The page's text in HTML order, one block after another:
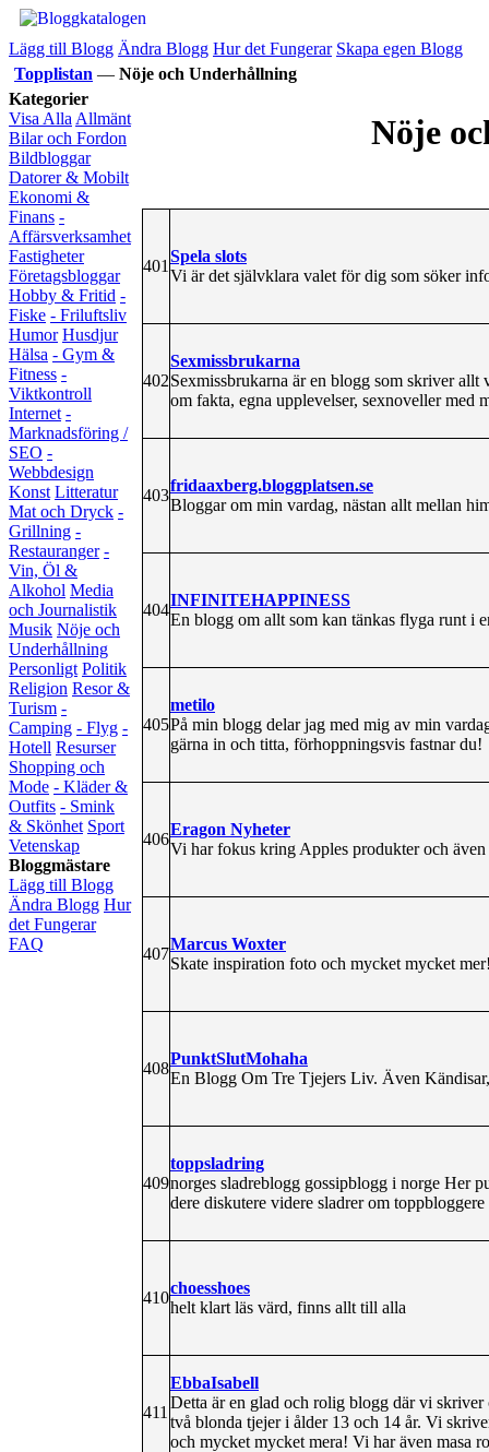
Lägg till Blogg Ändra Blogg Hur det Fungerar Skapa egen Blogg
Topplistan — Nöje och Underhållning
Kategorier
Visa Alla Allmänt
Bilar och Fordon
Bildbloggar
Datorer & Mobilt
Ekonomi &
Finans -
Affärsverksamhet
Fastigheter
Företagsbloggar
Hobby & Fritid -
Fiske - Friluftsliv
Humor Husdjur
Hälsa - Gym &
Fitness -
Viktkontroll
Internet -
Marknadsföring /
SEO -
Webbdesign
Konst Litteratur
Mat och Dryck -
Grillning -
Restauranger -
Vin, Öl &
Alkohol Media
och Journalistik
Musik Nöje och
Underhållning
Personligt Politik
Religion Resor &
Turism -
Camping - Flyg -
Hotell Resurser
Shopping och
Mode - Kläder &
Outfits - Smink
& Skönhet Sport
Vetenskap
Bloggmästare
Lägg till Blogg
Ändra Blogg Hur
det Fungerar
FAQ
Nöje
401
Spela slots
Vi är det självklara valet för dig som söker
402
Sexmissbrukarna
Sexmissbrukarna är en blogg som skriver
om fakta, egna upplevelser, sexnoveller med
403
fridaaxberg.bloggplatsen.se
Bloggar om min vardag, nästan allt mellan
404
INFINITEHAPPINESS
En blogg om allt som kan tänkas flyga runt i
405
metilo
På min blogg delar jag med mig av min
gärna in och titta, förhoppningsvis fastnar du!
406
Eragon Nyheter
Vi har fokus kring Apples produkter och
407
Marcus Woxter
Skate inspiration foto och mycket mycket
408
PunktSlutMohaha
En Blogg Om Tre Tjejers Liv. Även
409
toppsladring
norges sladreblogg gossipblogg i norge Her
dere diskutere videre sladrer om toppbloggere
410
choesshoes
helt klart läs värd, finns allt till alla
411
EbbaIsabell
Detta är en glad och rolig blogg där vi
två blonda tjejer i ålder 13 och 14 år. Vi
och mycket mycket mera! Vi har även masa